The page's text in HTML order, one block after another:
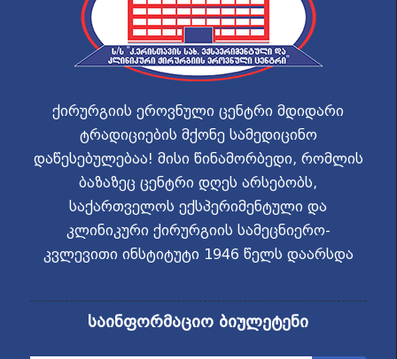
ქირურგიის ეროვნული ცენტრი მდიდარი
ტრადიციების მქონე სამედიცინო
დაწესებულებაა! მისი წინამორბედი, რომლის
ბაზაზეც ცენტრი დღეს არსებობს,
საქართველოს ექსპერიმენტული და
კლინიკური ქირურგიის სამეცნიერო-
კვლევითი ინსტიტუტი 1946 წელს დაარსდა
საინფორმაციო ბიულეტენი